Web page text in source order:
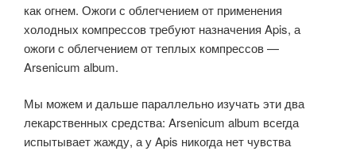
как огнем. Ожоги с облегчением от применения
холодных компрессов требуют назначения Apis, а
ожоги с облегчением от теплых компрессов —
Arsenicum album.
Мы можем и дальше параллельно изучать эти два
лекарственных средства: Arsenicum album всегда
испытывает жажду, а у Apis никогда нет чувства